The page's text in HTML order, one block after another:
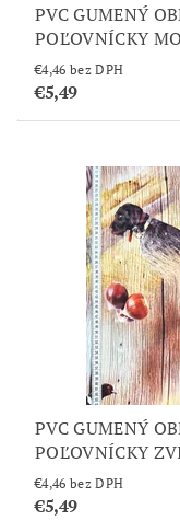
PVC GUMENÝ
POĽOVNÍCKY
€4,46 bez DPH
€5,49
PVC GUMENÝ
POĽOVNÍCKY
€4,46 bez DPH
€5,49